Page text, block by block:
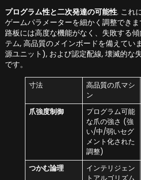
プログラム性と二次発達の可能性. これ
ゲームパラメーターを細かく調整でき
路板には高度な機能がなく、失敗する
テム, 高品質のメインボードを備えてい
源ユニット), および認定配線, 壊滅的な
です。
寸法
高品質の爪マシ
ン
爪強度制御
プログラム可能
な爪の強さ (強
い/中/弱いセグ
メント化された
調整)
つかむ論理
インテリジェン